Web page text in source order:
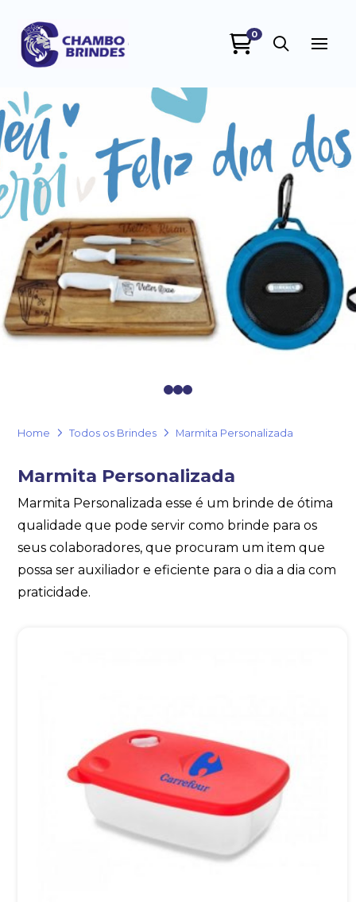
0
01 2
Home Todos os Brindes Marmita Personalizada
Marmita Personalizada
Marmita Personalizada esse é um brinde de ótima
qualidade que pode servir como brinde para os
seus colaboradores, que procuram um item que
possa ser auxiliador e eficiente para o dia a dia com
praticidade.
Chambo Brindes
+55
Eu concordo em receber comunicações.
de marketing. Você pode alterar suas preferências a
Iniciar conversa